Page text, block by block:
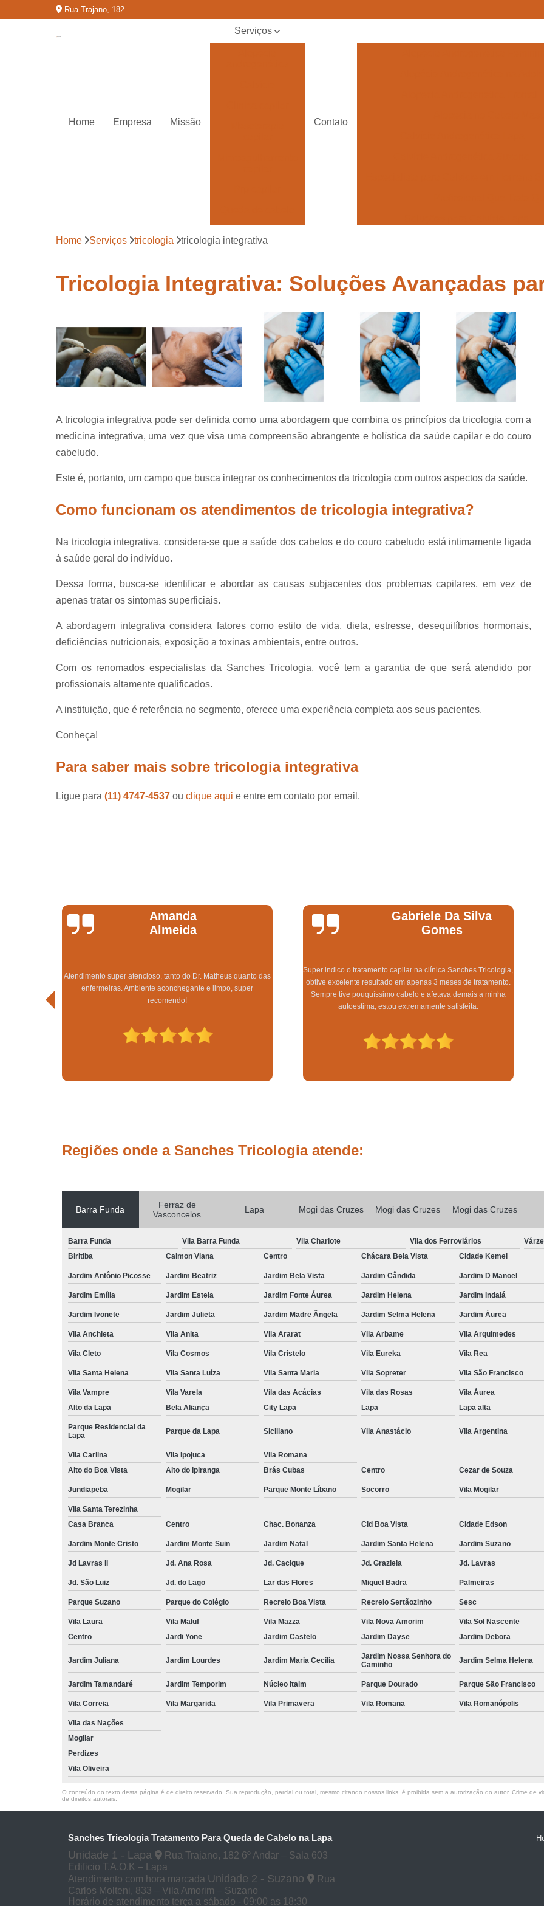
Rua Trajano, 182
Home Empresa Missão
Serviços
calvície
crescer cabelo
Tratamentos para
Tricologia
Tricologistas
Contato
Tratamento para Calvície Feminina
Tratamento Queda de Cabelo
Clinica de Recuperação
Clinica
Clinica Especializada em Tratamento
Clinica para Tratamento Capilar
Clinica para
Mesoterapia para Cabelo
Mesoterapia para Calvície
Microagulhamento Capilar Feminino
Microagulhamento para Cabelo
Microagulhamento
Microagulhamento para Cabelo
Microagulhamento para Queda de
Tratamento para Queda de
Tratamento para Queda de Cabelo
Tratamento Capilar para
Tratamento contra Calvície
Tratamento de Calvície
Tratamento
Tratamento para Calvície Mogi das
Tratamento para Crescimento de
Tratamento contra Queda de Cabelo
Tratamento para Cabelo
Tratamento para Queda de Cabelo
Tratamento para Queda de Cabelo Lapa
Tratamento para
Tratamento para
Tratamento para Queda e
Tricologia Capilar
Tricologia
Tricologia do Cabelo Mogi das
Tricologia dos Fios
Tricologia Integrativa
Tricologia
Médico Tricologista
Tricologista para Couro
Tricologista para Queda de Cabelo
Home Serviços tricologia tricologia integrativa
Tricologia Integrativa: Soluções Avançadas
A tricologia integrativa pode ser definida como uma abordagem que combina os princípios da tricologia com a
medicina integrativa, uma vez que visa uma compreensão abrangente e holística da saúde capilar e do couro
cabeludo.
Este é, portanto, um campo que busca integrar os conhecimentos da tricologia com outros aspectos da saúde.
Como funcionam os atendimentos de tricologia integrativa?
Na tricologia integrativa, considera-se que a saúde dos cabelos e do couro cabeludo está intimamente ligada
à saúde geral do indivíduo.
Dessa forma, busca-se identificar e abordar as causas subjacentes dos problemas capilares, em vez de
apenas tratar os sintomas superficiais.
A abordagem integrativa considera fatores como estilo de vida, dieta, estresse, desequilíbrios hormonais,
deficiências nutricionais, exposição a toxinas ambientais, entre outros.
Com os renomados especialistas da Sanches Tricologia, você tem a garantia de que será atendido por
profissionais altamente qualificados.
A instituição, que é referência no segmento, oferece uma experiência completa aos seus pacientes.
Conheça!
Para saber mais sobre tricologia integrativa
Ligue para (11) 4747-4537 ou clique aqui e entre em contato por email.
Gabriele Da Silva
Gomes
obtive excelente resultado em apenas 3 meses de tratamento.
Sempre tive pouquíssimo cabelo e afetava demais a minha
Vilma Henrique
encontrei o Dr. Matheus da Clínica Sanches e, desde a primeira
consulta, tive certeza de estar fazendo a escolha certa! Além de
uma excelente comunicação, ele está por dentro das últimas
tecnologias para fazer nossos cabelos voltarem a crescer! Em 3
com muito carinho e profissionalismo! Eu recomendo!
Regiões onde a Sanches Tricologia atende:
Barra Funda
Ferraz de
Vasconcelos
Lapa Mogi das Cruzes Mogi das Cruzes Mogi das Cruzes
Barra Funda Vila Barra Funda Vila Charlote Vila dos Ferroviários
Biritiba
Calmon Viana Centro Chácara Bela Vista Cidade Kemel
Jardim Antônio Picosse Jardim Beatriz Jardim Bela Vista Jardim Cândida Jardim D Manoel
Jardim Emília Jardim Estela Jardim Fonte Áurea Jardim Helena Jardim Indaiá
Jardim Ivonete Jardim Julieta Jardim Madre Ângela Jardim Selma Helena Jardim Áurea
Vila Anchieta Vila Anita Vila Ararat Vila Arbame Vila Arquimedes
Vila Cleto Vila Cosmos Vila Cristelo Vila Eureka Vila Rea
Vila Santa Helena Vila Santa Luíza Vila Santa Maria Vila Sopreter Vila São Francisco
Vila Vampre Vila Varela Vila das Acácias Vila das Rosas Vila Áurea
Alto da Lapa
Bela Aliança City Lapa Lapa Lapa alta
Parque Residencial da
Lapa
Parque da Lapa Siciliano Vila Anastácio Vila Argentina
Vila Carlina Vila Ipojuca
Vila Romana
Alto do Boa Vista
Alto do Ipiranga Brás Cubas Centro Cezar de Souza
Jundiapeba Mogilar Parque Monte Líbano Socorro Vila Mogilar
Vila Santa Terezinha
Casa Branca
Centro Chac. Bonanza Cid Boa Vista Cidade Edson
Jardim Monte Cristo Jardim Monte Suin Jardim Natal Jardim Santa Helena Jardim Suzano
Jd Lavras II Jd. Ana Rosa Jd. Cacique Jd. Graziela Jd. Lavras
Jd. São Luiz Jd. do Lago Lar das Flores Miguel Badra Palmeiras
Parque Suzano Parque do Colégio Recreio Boa Vista Recreio Sertãozinho Sesc
Vila Laura Vila Maluf Vila Mazza Vila Nova Amorim Vila Sol Nascente
Centro
Jardi Yone Jardim Castelo Jardim Dayse Jardim Debora
Jardim Juliana Jardim Lourdes Jardim Maria Cecilia
Jardim Nossa Senhora do
Caminho
Jardim Selma Helena
Jardim Tamandaré Jardim Temporim Núcleo Itaim Parque Dourado Parque São Francisco
Vila Correia Vila Margarida Vila Primavera Vila Romana Vila Romanópolis
Vila das Nações
Mogilar
Perdizes
Vila Oliveira
O conteúdo do texto desta página é de direito reservado. Sua reprodução, parcial ou total, mesmo citando nossos links, é proibida sem a autorização do autor. Crime de
de direitos autorais
Sanches Tricologia Tratamento Para Queda de Cabelo na Lapa
Unidade 1 - Lapa
Rua Trajano, 182 6º Andar – Sala 603
Edificio T.A.O.K – Lapa
Atendimento com hora marcada Unidade 2 - Suzano
Rua
Carlos Molteni, 833 – Vila Amorim – Suzano
Horário de atendimento terça a sábado - 09:00 as 18:30